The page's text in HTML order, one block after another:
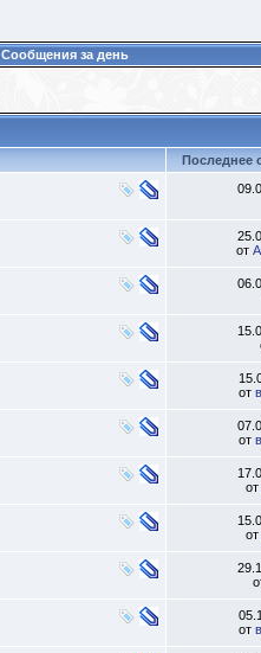
Сообщения за день
Последнее
от
от
от
от
от
от